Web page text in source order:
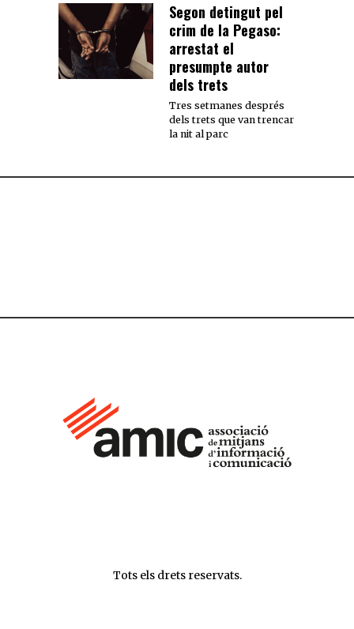
Segon detingut pel
crim de la Pegaso:
arrestat el
presumpte autor
dels trets
Tres setmanes després
dels trets que van trencar
la nit al parc
Tots els drets reservats.